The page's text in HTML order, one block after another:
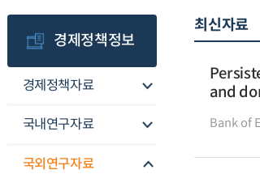
경제정책정보
경제정책자료
국내연구자료
국외연구자료
최신자료
and
Bank of